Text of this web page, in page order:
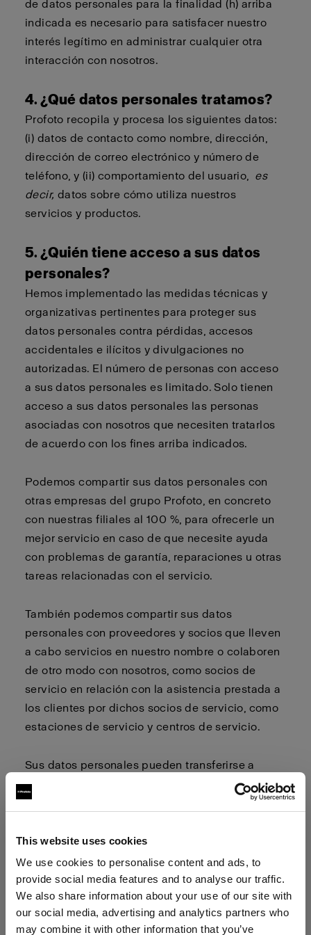
This website uses cookies
We use cookies to personalise content and ads, to
provide social media features and to analyse our traffic.
We also share information about your use of our site with
our social media, advertising and analytics partners who
may combine it with other information that you’ve
de datos personales para la finalidad (h) arriba
indicada es necesario para satisfacer nuestro
interés legítimo en administrar cualquier otra
interacción con nosotros.
4. ¿Qué datos personales tratamos?
Profoto recopila y procesa los siguientes datos:
(i) datos de contacto como nombre, dirección,
dirección de correo electrónico y número de
teléfono, y (ii) comportamiento del usuario, es
decir, datos sobre cómo utiliza nuestros
servicios y productos.
5. ¿Quién tiene acceso a sus datos
personales?
Hemos implementado las medidas técnicas y
organizativas pertinentes para proteger sus
datos personales contra pérdidas, accesos
accidentales e ilícitos y divulgaciones no
autorizadas. El número de personas con acceso
a sus datos personales es limitado. Solo tienen
acceso a sus datos personales las personas
asociadas con nosotros que necesiten tratarlos
de acuerdo con los fines arriba indicados.
Podemos compartir sus datos personales con
otras empresas del grupo Profoto, en concreto
con nuestras filiales al 100 %, para ofrecerle un
mejor servicio en caso de que necesite ayuda
con problemas de garantía, reparaciones u otras
tareas relacionadas con el servicio.
También podemos compartir sus datos
personales con proveedores y socios que lleven
a cabo servicios en nuestro nombre o colaboren
de otro modo con nosotros, como socios de
servicio en relación con la asistencia prestada a
los clientes por dichos socios de servicio, como
estaciones de servicio y centros de servicio.
Sus datos personales pueden transferirse a
países fuera de la UE/EEE, incluidos los Estados
Unidos de América, Canadá y Japón, que
personales inferior al de la UE/EEE. Cuando
transferimos datos personales a países fuera de
la UE/EEE, utilizamos las cláusulas
contractuales tipo aprobadas por la Comisión
Europea para garantizar un nivel suficiente de